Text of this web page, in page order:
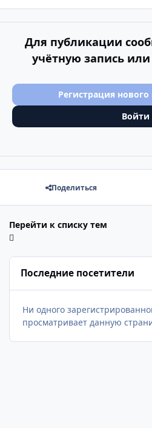
Для публикации
учётную запись
Регистрация
Войти
Поделиться
Перейти к списку тем
Последние посетители
Ни одного
просматривает данную